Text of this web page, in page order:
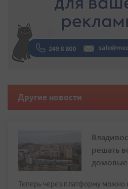
Другие новости
решать
Теперь через платформу можно